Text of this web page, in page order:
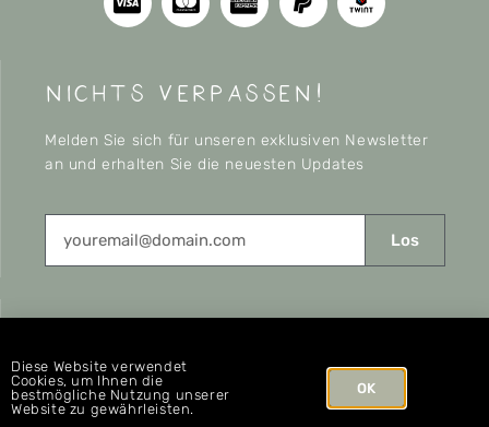
nichts verpassen!
Melden Sie sich für unseren exklusiven Newsletter
an und erhalten Sie die neuesten Updates
Los
CONNECT
Diese Website verwendet
Cookies, um Ihnen die
bestmögliche Nutzung unserer
Website zu gewährleisten.
OK